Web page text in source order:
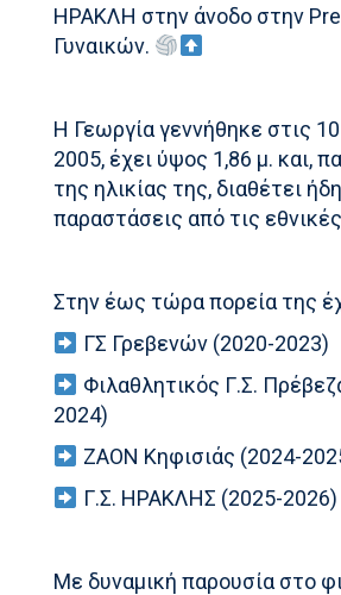
ΗΡΑΚΛΗ στην άνοδο στην
Γυναικών.
Η Γεωργία γεννήθηκε στις
2005, έχει ύψος 1,86 μ. και,
της ηλικίας της, διαθέτει
παραστάσεις από τις
Στην έως τώρα πορεία της
ΓΣ Γρεβενών (2020-2023)
Φιλαθλητικός Γ.Σ.
2024)
ΖΑΟΝ Κηφισιάς (2024-
Γ.Σ. ΗΡΑΚΛΗΣ (2025-2026)
Με δυναμική παρουσία στο